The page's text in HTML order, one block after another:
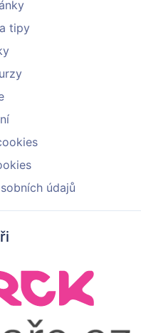
tipy
údajů